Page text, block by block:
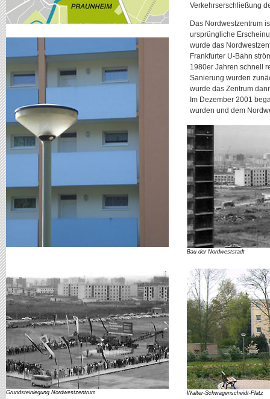
Grundsteinlegung Nordwestzentrum
Verkehrserschließung
Das Nordwestzentrum
ursprüngliche
wurde das
Frankfurter U-Bahn
1980er Jahren schnell
Sanierung wurden
wurde das Zentrum
Im Dezember 2001
wurden und dem
Bau der Nordweststadt
Walter-Schwagenscheidt-Platz